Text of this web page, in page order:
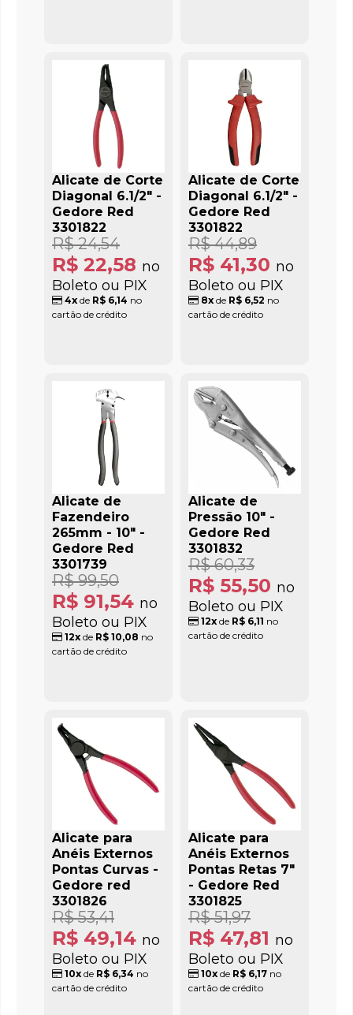
Alicate de Corte
Diagonal 6.1/2" -
Gedore Red
3301822
R$ 22,58 no
Boleto ou PIX
R$ 24,54
4x de R$ 6,14 no
cartão de crédito
Alicate de Corte
Diagonal 6.1/2" -
Gedore Red
3301822
R$ 41,30 no
Boleto ou PIX
R$ 44,89
8xde R$ 6,52 no
cartão de crédito
Alicate de
Fazendeiro
265mm - 10" -
Gedore Red
3301739
R$ 91,54 no
Boleto ou PIX
R$ 99,50
12x de R$ 10,08 no
cartão de crédito
Alicate de
Pressão 10" -
Gedore Red
3301832
R$ 55,50 no
Boleto ou PIX
R$ 60,33
12xde R$ 6,11 no
cartão de crédito
Alicate para
Anéis Externos
Pontas Curvas -
Gedore red
3301826
R$ 49,14 no
Boleto ou PIX
R$ 53,41
10x de R$ 6,34 no
cartão de crédito
Alicate para
Anéis Externos
Pontas Retas 7"
- Gedore Red
3301825
R$ 47,81 no
Boleto ou PIX
R$ 51,97
10xde R$ 6,17no
cartão de crédito